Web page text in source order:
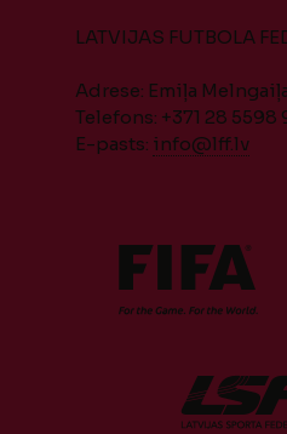
LATVIJAS FUTBOLA
Adrese: Emiļa
Telefons: +371 28 5598
E-pasts: info@lff.lv